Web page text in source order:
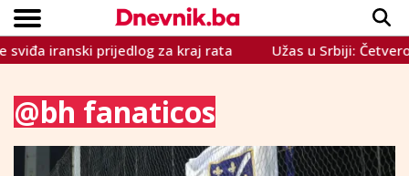
VIJESTI
SPORT
INTERVIEW
TEME
CRNA KRONIKA
LIFESTYLE
Copyright © Dnevnik.ba 2023.
iranski prijedlog za kraj rata Užas u Srbiji: Četvero
@bh fanaticos